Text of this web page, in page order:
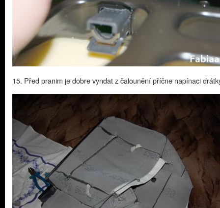
15. Před pranim je dobre vyndat z čalounění příčne napínaci